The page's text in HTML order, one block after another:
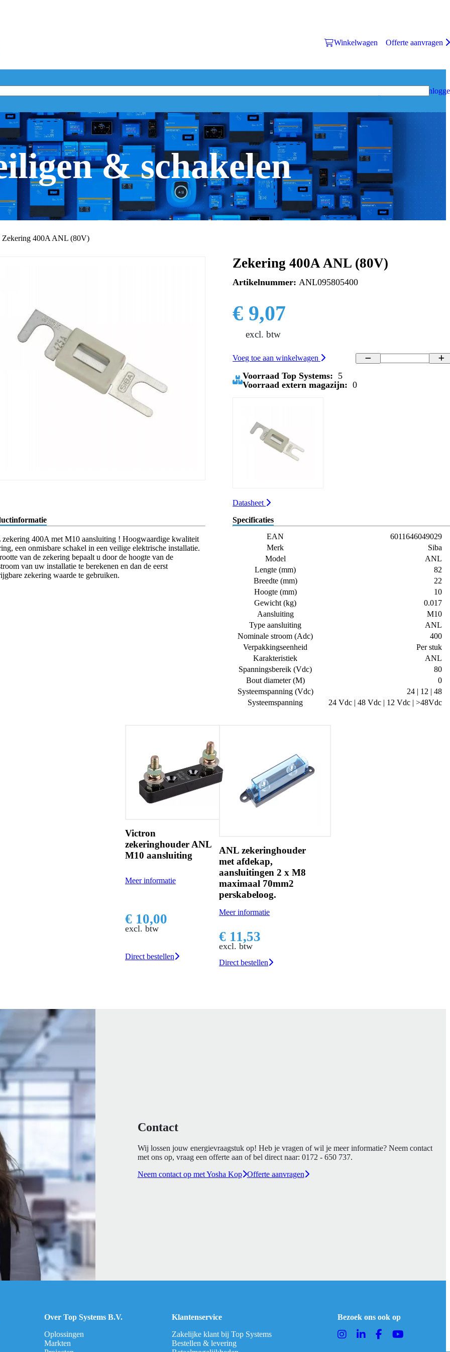
Winkelwagen Offerte aanvragen
& schakelen
Zekering 400A ANL (80V)
Zekering 400A ANL (80V)
Artikelnummer: ANL095805400
€ 9,07
excl. btw
Voeg toe aan winkelwagen
Voorraad Top Systems: 5
Voorraad extern magazijn: 0
Datasheet
400A met M10 aansluiting ! Hoogwaardige kwaliteit
een onmisbare schakel in een veilige elektrische installatie.
van de zekering bepaalt u door de hoogte van de
van uw installatie te berekenen en dan de eerst
zekering waarde te gebruiken.
Specificaties
EAN
6011646049029
Merk
Siba
Model
ANL
Lengte (mm)
82
Breedte (mm)
22
Hoogte (mm)
10
Gewicht (kg)
0.017
Aansluiting
M10
Type aansluiting
ANL
Nominale stroom (Adc)
400
Verpakkingseenheid
Per stuk
Karakteristiek
ANL
Spanningsbereik (Vdc)
80
Bout diameter (M)
0
Systeemspanning (Vdc)
24 | 12 | 48
Systeemspanning
24 Vdc | 48 Vdc | 12 Vdc | >48Vdc
Victron
zekeringhouder ANL
M10 aansluiting
Meer informatie
€ 10,00
excl. btw
Direct bestellen
ANL zekeringhouder
met afdekap,
aansluitingen 2 x M8
maximaal 70mm2
perskabeloog.
Meer informatie
€ 11,53
excl. btw
Direct bestellen
Contact
Wij lossen jouw energievraagstuk op! Heb je vragen of wil je meer informatie? Neem contact
met ons op, vraag een offerte aan of bel direct naar: 0172 - 650 737.
Neem contact op met Yosha Kop Offerte aanvragen
Over Top Systems B.V.
Oplossingen
Markten
Klantenservice
Zakelijke klant bij Top Systems
Bestellen & levering
Bezoek ons ook op